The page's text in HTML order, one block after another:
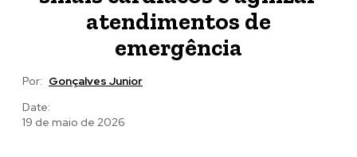
atendimentos de
emergência
Por: Gonçalves Junior
Date:
19 de maio de 2026